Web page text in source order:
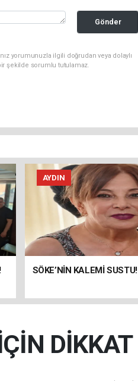
Gönder
yorumunuzla ilgili doğrudan veya dolaylı
şekilde sorumlu tutulamaz.
AYDIN
SÖKE’NİN KALEMİ SUSTU!